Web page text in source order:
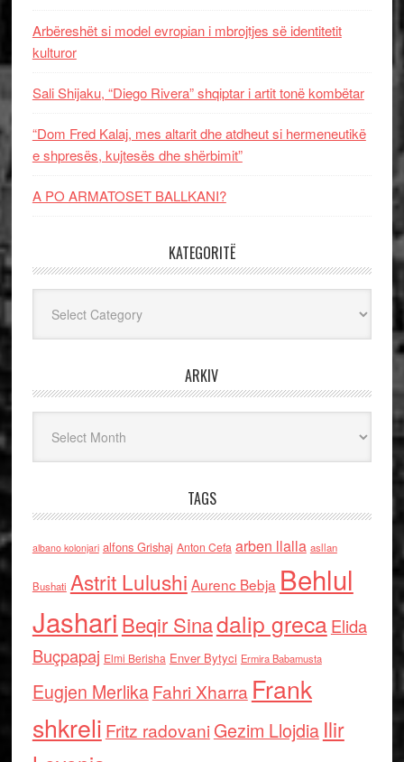
Arbëreshët si model evropian i mbrojtjes së identitetit
kulturor
Sali Shijaku, “Diego Rivera” shqiptar i artit tonë kombëtar
“Dom Fred Kalaj, mes altarit dhe atdheut si hermeneutikë
e shpresës, kujtesës dhe shërbimit”
A PO ARMATOSET BALLKANI?
KATEGORITË
ARKIV
TAGS
albano kolonjari alfons Grishaj Anton Cefa arben llalla asllan
Bushati Astrit Lulushi Aurenc Bebja Behlul
Jashari Beqir Sinadalip grecaElida
Buçpapaj Elmi Berisha Enver Bytyci Ermira Babamusta
Eugjen MerlikaFahri Xharra Frank
shkreli Fritz radovaniGezim Llojdia Ilir